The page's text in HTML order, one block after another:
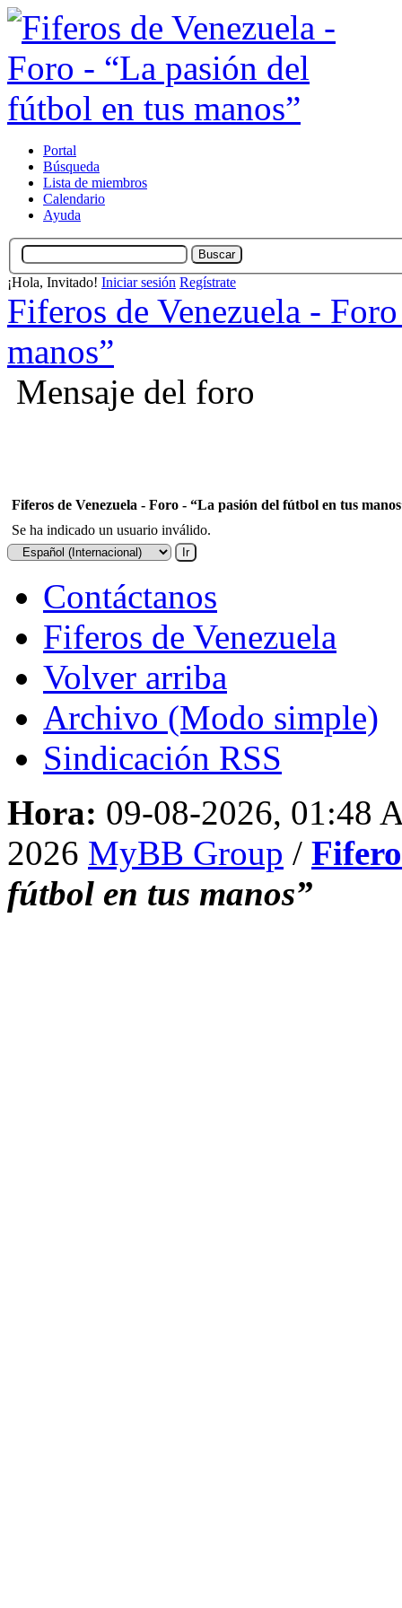
Portal
Búsqueda
Lista de miembros
Calendario
Ayuda
¡Hola, Invitado! Iniciar sesión Regístrate
Fiferos de Venezuela -
manos”
Mensaje del foro
Fiferos de Venezuela - Foro - “La pasión del fútbol en tus
Se ha indicado un usuario inválido.
Contáctanos
Fiferos de Venezuela
Volver arriba
Archivo (Modo simple)
Sindicación RSS
Hora: 09-08-2026, 01:48
2026 MyBB Group /
fútbol en tus manos”